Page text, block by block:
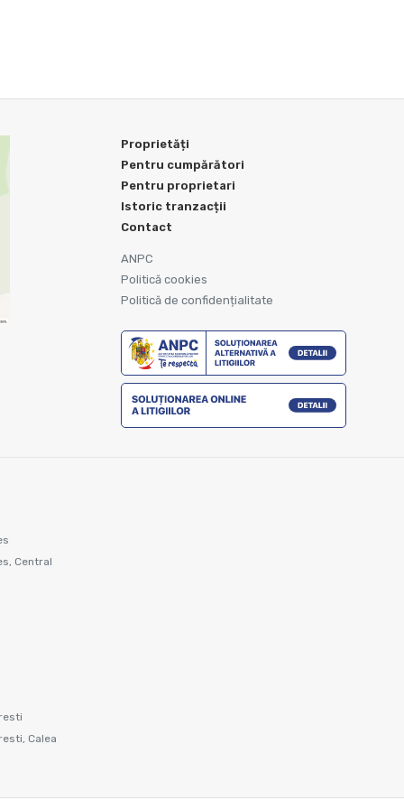
Proprietăți
Pentru cumpărători
Pentru proprietari
Istoric tranzacții
Contact
ANPC
Politică cookies
Politică de confidențialitate
Central
Calea